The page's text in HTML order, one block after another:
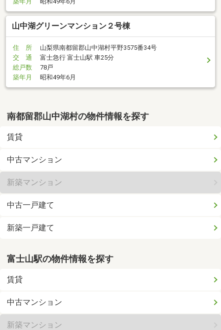
山中湖グリーンマンション２号棟
住 所
山梨県南都留郡山中湖村平野3575番34号
交 通
富士急行 富士山駅 車25分
総戸数
78戸
築年月
昭和49年6月
南都留郡山中湖村の物件情報を探す
賃貸
中古マンション
新築マンション
中古一戸建て
新築一戸建て
富士山駅の物件情報を探す
賃貸
中古マンション
新築マンション